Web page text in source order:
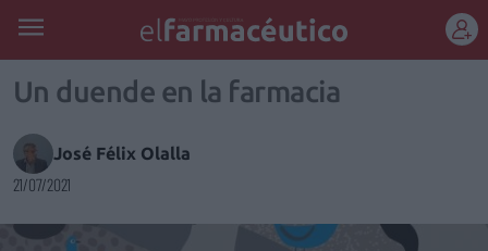
REGÍSTRATE
Un duende en la farmacia
José Félix Olalla
21/07/2021